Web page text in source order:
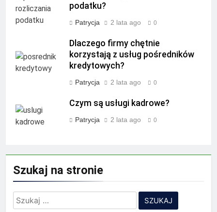
podatku?
Patrycja 2 lata ago 0
Dlaczego firmy chętnie
korzystają z usług pośredników
kredytowych?
Patrycja 2 lata ago 0
Czym są usługi kadrowe?
Patrycja 2 lata ago 0
Szukaj na stronie
Szukaj: